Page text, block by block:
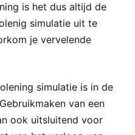
is het dus altijd de
simulatie uit te
je vervelende
simulatie is in de
van een
ook uitsluitend voor